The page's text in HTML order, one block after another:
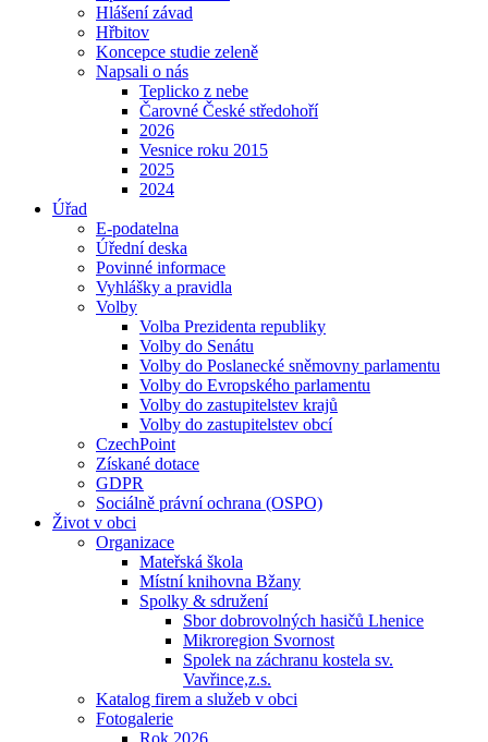
Hlášení závad
Hřbitov
Koncepce studie zeleně
Napsali o nás
Teplicko z nebe
Čarovné České středohoří
2026
Vesnice roku 2015
2025
2024
Úřad
E-podatelna
Úřední deska
Povinné informace
Vyhlášky a pravidla
Volby
Volba Prezidenta republiky
Volby do Senátu
Volby do Poslanecké sněmovny parlamentu
Volby do Evropského parlamentu
Volby do zastupitelstev krajů
Volby do zastupitelstev obcí
CzechPoint
Získané dotace
GDPR
Sociálně právní ochrana (OSPO)
Život v obci
Organizace
Mateřská škola
Místní knihovna Bžany
Spolky & sdružení
Sbor dobrovolných hasičů Lhenice
Mikroregion Svornost
Spolek na záchranu kostela sv.
Vavřince,z.s.
Katalog firem a služeb v obci
Fotogalerie
Rok 2026